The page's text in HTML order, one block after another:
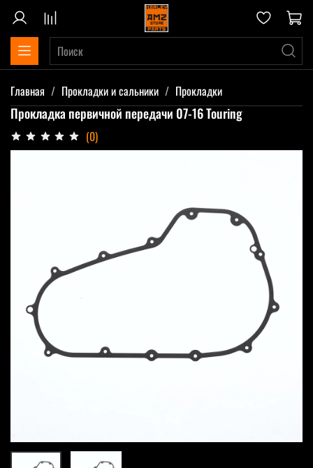
Главная Прокладки и сальники Прокладки
Прокладка первичной передачи 07-16 Touring
(0)